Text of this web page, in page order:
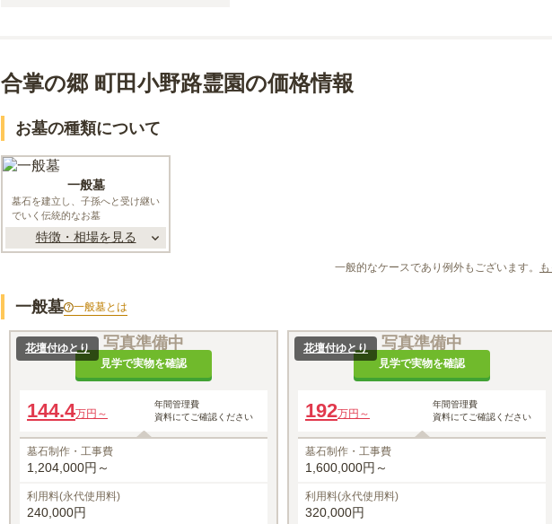
合掌の郷 町田小野路霊園の価格情報
お墓の種類について
一般墓
墓石を建立し、子孫へと受け継い
でいく伝統的なお墓
特徴・相場を見る
一般的なケースであり例外もございます。
一般墓 一般墓とは
写真準備中
見学で実物を確認
花壇付ゆとり
144.4万円～
年間管理費
資料にてご確認ください
墓石制作・工事費
1,204,000円～
利用料(永代使用料)
240,000円
写真準備中
見学で実物を確認
花壇付ゆとり
192万円～
年間管理費
資料にてご確認ください
墓石制作・工事費
1,600,000円～
利用料(永代使用料)
320,000円